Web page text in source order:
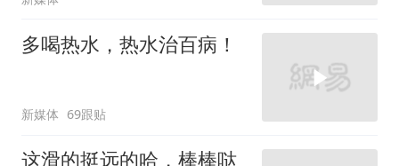
多喝热水，热水治百病！
新媒体 69跟贴
这滑的挺远的哈，棒棒哒